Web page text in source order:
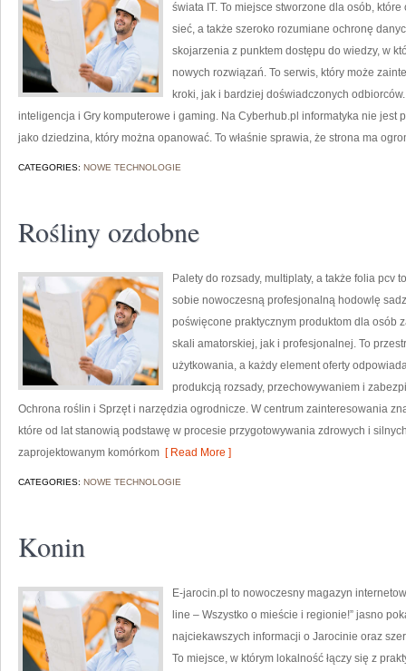
świata IT. To miejsce stworzone dla osób,
sieć, a także szeroko rozumiane ochronę
skojarzenia z punktem dostępu do wiedzy, w
nowych rozwiązań. To serwis, który może
kroki, jak i bardziej doświadczonych
inteligencja i Gry komputerowe i gaming. Na Cyberhub.pl informatyka nie jest
jako dziedzina, który można opanować. To właśnie sprawia, że strona ma
CATEGORIES: NOWE TECHNOLOGIE
Rośliny ozdobne
Palety do rozsady, multiplaty, a także folia pcv
sobie nowoczesną profesjonalną hodowlę
poświęcone praktycznym produktom dla osób
skali amatorskiej, jak i profesjonalnej. To
użytkowania, a każdy element oferty
produkcją rozsady, przechowywaniem i
Ochrona roślin i Sprzęt i narzędzia ogrodnicze. W centrum zainteresowania
które od lat stanowią podstawę w procesie przygotowywania zdrowych i
zaprojektowanym komórkom [ Read More ]
CATEGORIES: NOWE TECHNOLOGIE
Konin
E-jarocin.pl to nowoczesny magazyn
line – Wszystko o mieście i regionie!” jasno
najciekawszych informacji o Jarocinie oraz
To miejsce, w którym lokalność łączy się z